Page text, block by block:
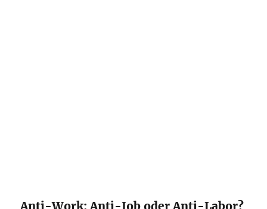
Anti-Work: Anti-Job oder Anti-Labor?